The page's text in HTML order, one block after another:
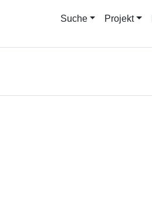
Suche Projekt